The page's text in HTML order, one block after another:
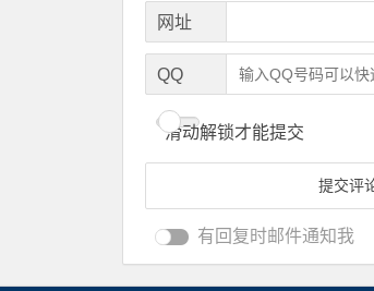
网址
QQ
滑动解锁才能提交
有回复时邮件通知我